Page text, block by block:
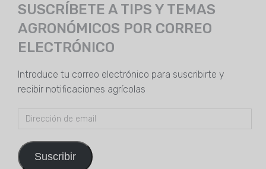
SUSCRÍBETE A TIPS Y TEMAS
AGRONÓMICOS POR CORREO
ELECTRÓNICO
Introduce tu correo electrónico para suscribirte y
recibir notificaciones agrícolas
Dirección
email
Suscribir